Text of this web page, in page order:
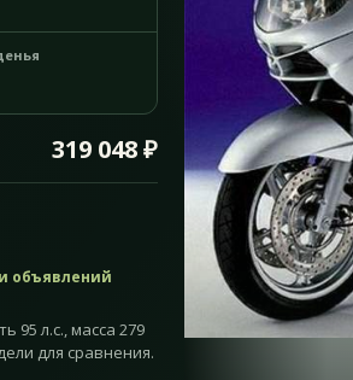
319 048 ₽
объявлений
95 л.с., масса 279
для сравнения.